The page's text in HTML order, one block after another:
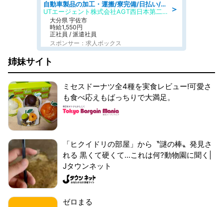
＞
自動車製品の加工・運搬/寮完備/日払い/工場・製造
UTエージェント株式会社AGT西日本第二CU
大分県 宇佐市
時給1,550円
正社員 / 派遣社員
スポンサー：求人ボックス
姉妹サイト
ミセスドーナツ全4種を実食レビュー!可愛さ
も食べ応えもばっちりで大満足。
「ヒクイドリの部屋」から〝謎の棒〟発見さ
れる 黒くて硬くて...これは何?動物園に聞く|
Jタウンネット
ゼロまる